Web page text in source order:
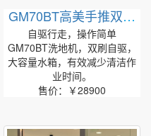
GM70BT高美手推双刷
洗地机|全自动洗地机
自驱行走，操作简单
GM70BT洗地机，双刷自驱，
大容量水箱，有效减少清洁作
业时间。
售价：￥28900